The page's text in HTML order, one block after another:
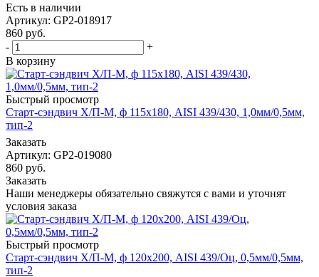
Есть в наличии
Артикул: GP2-018917
860 руб.
-
+
В корзину
Быстрый просмотр
Старт-сэндвич Х/П-М, ф 115х180, AISI 439/430, 1,0мм/0,5мм,
тип-2
Заказать
Артикул: GP2-019080
860 руб.
Заказать
Наши менеджеры обязательно свяжутся с вами и уточнят
условия заказа
Быстрый просмотр
Старт-сэндвич Х/П-М, ф 120х200, AISI 439/Оц, 0,5мм/0,5мм,
тип-2